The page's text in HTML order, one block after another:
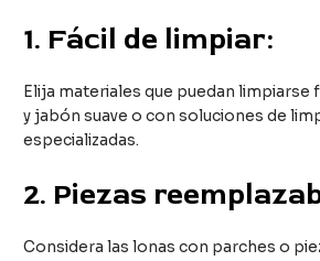
1. Fácil de limpiar:
Elija materiales que puedan limpiarse
y jabón suave o con soluciones de
especializadas.
2. Piezas
Considera las lonas con parches o